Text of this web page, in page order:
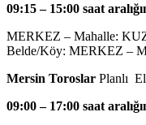
09:15 – 15:00 saat
MERKEZ – Mahalle:
Belde/Köy: MERKEZ –
Mersin Toroslar Planlı
09:00 – 17:00 saat